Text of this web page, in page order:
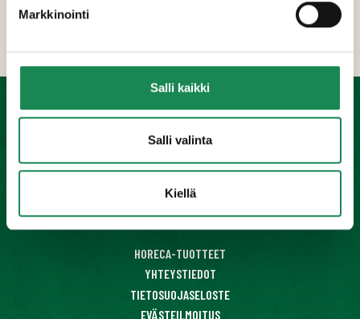
Markkinointi
Salli kaikki
Salli valinta
Kiellä
Ravintosisältö
Lisätiedot
KONDITORIATUOTTEET
VALMISRUOAT
JÄLKIRUOAT
MEHUKEITOT
HORECA-TUOTTEET
YHTEYSTIEDOT
TIETOSUOJASELOSTE
EVÄSTEILMOITUS